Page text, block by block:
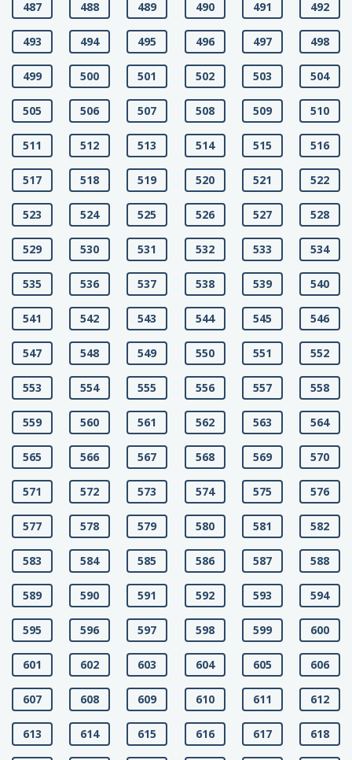
487 488 489 490 491 492
493 494 495 496 497 498
499 500 501 502 503 504
505 506 507 508 509 510
511 512 513 514 515 516
517 518 519 520 521 522
523 524 525 526 527 528
529 530 531 532 533 534
535 536 537 538 539 540
541 542 543 544 545 546
547 548 549 550 551 552
553 554 555 556 557 558
559 560 561 562 563 564
565 566 567 568 569 570
571 572 573 574 575 576
577 578 579 580 581 582
583 584 585 586 587 588
589 590 591 592 593 594
595 596 597 598 599 600
601 602 603 604 605 606
607 608 609 610 611 612
613 614 615 616 617 618